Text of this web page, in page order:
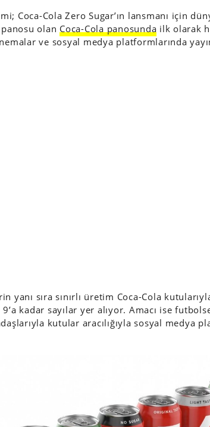
Coca-Cola Zero Sugar’ın lansmanı için
olan Coca-Cola panosunda ilk olarak
ve sosyal medya platformlarında
yanı sıra sınırlı üretim Coca-Cola
kadar sayılar yer alıyor. Amacı ise
kutular aracılığıyla sosyal medya